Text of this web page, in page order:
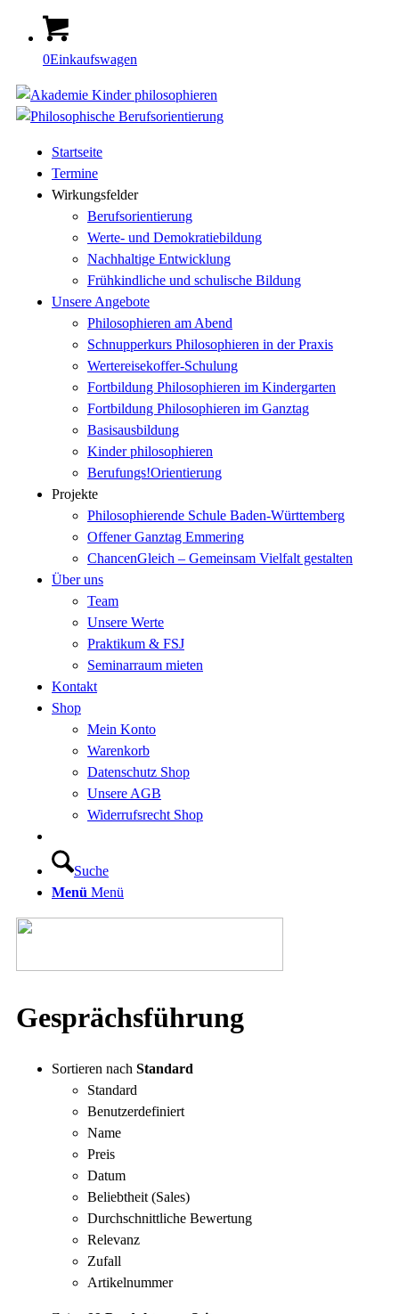
0Einkaufswagen
Startseite
Termine
Wirkungsfelder
Berufsorientierung
Werte- und Demokratiebildung
Nachhaltige Entwicklung
Frühkindliche und schulische Bildung
Unsere Angebote
Philosophieren am Abend
Schnupperkurs Philosophieren in der Praxis
Wertereisekoffer-Schulung
Fortbildung Philosophieren im Kindergarten
Fortbildung Philosophieren im Ganztag
Basisausbildung
Kinder philosophieren
Berufungs!Orientierung
Projekte
Philosophierende Schule Baden-Württemberg
Offener Ganztag Emmering
ChancenGleich – Gemeinsam Vielfalt gestalten
Über uns
Team
Unsere Werte
Praktikum & FSJ
Seminarraum mieten
Kontakt
Shop
Mein Konto
Warenkorb
Datenschutz Shop
Unsere AGB
Widerrufsrecht Shop
Suche
Menü Menü
Gesprächsführung
Sortieren nach Standard
Standard
Benutzerdefiniert
Name
Preis
Datum
Beliebtheit (Sales)
Durchschnittliche Bewertung
Relevanz
Zufall
Artikelnummer